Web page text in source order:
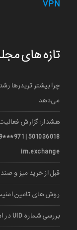
VPN
تازه های
می‌دهد
هشدار: گزارش
irn.exchange
قبل از خرید میز و
روش های تامین
بررسی شماره UID در امارات (UAE Unified Number)